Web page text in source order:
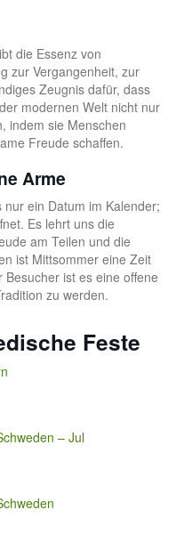
die Essenz von
zur Vergangenheit, zur
Zeugnis dafür, dass
modernen Welt nicht nur
indem sie Menschen
Freude schaffen.
Arme
ein Datum im Kalender;
Es lehrt uns die
am Teilen und die
ist Mittsommer eine Zeit
ist es eine offene
zu werden.
Feste
– Jul